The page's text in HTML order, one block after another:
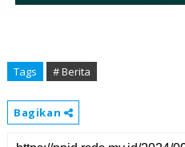
Tags # Berita
Bagikan